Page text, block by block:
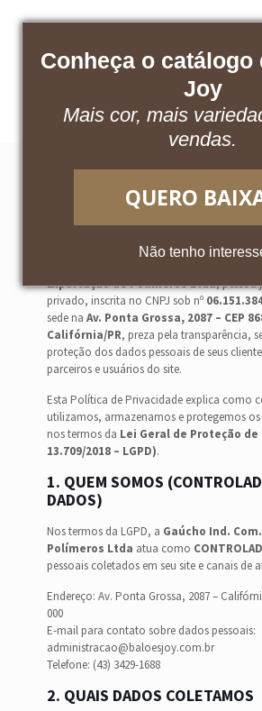
Conheça o catálogo
Joy
Mais cor, mais
vendas.
QUERO
Não tenho
Baixe nosso catálogo
POLÍTICA DE
Gaúcho Ind. Com. Imp. e Exp. de
Exportação de Polímeros Ltda, pessoa
privado, inscrita no CNPJ sob nº
sede na Av. Ponta Grossa, 2087 – CEP
Califórnia/PR, preza pela transparência,
proteção dos dados pessoais de seus
parceiros e usuários do site.
Esta Política de Privacidade explica como
utilizamos, armazenamos e protegemos os
nos termos da Lei Geral de Proteção de
13.709/2018 – LGPD).
1. QUEM SOMOS
DADOS)
Nos termos da LGPD, a Gaúcho Ind.
Polímeros Ltda atua como
pessoais coletados em seu site e canais de
Endereço: Av. Ponta Grossa, 2087 –
000
E-mail para contato sobre dados pessoais:
administracao@baloesjoy.com.br
Telefone: (43) 3429-1688
2. QUAIS DADOS COLETAMOS